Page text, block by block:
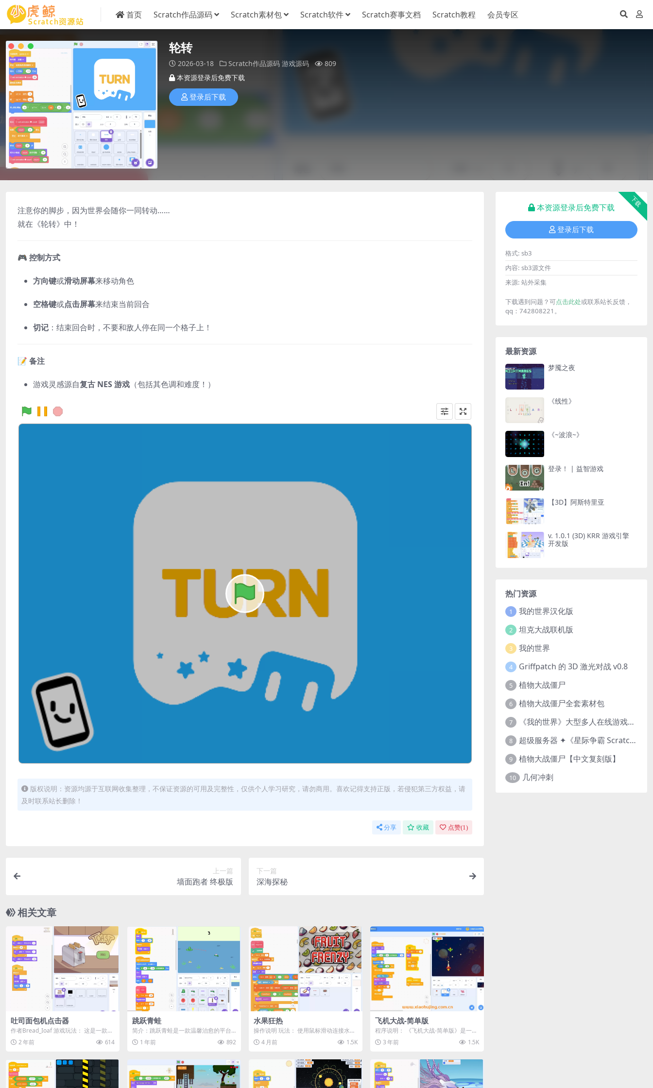
首页 Scratch作品源码 Scratch素材包 Scratch软件 Scratch赛事文档 Scratch教程 会员专区
轮转
2026-03-18 Scratch作品源码 游戏源码
809
本资源登录后免费下载
登录后下载
注意你的脚步，因为世界会随你一同转动……
就在《轮转》中！
🎮 控制方式
方向键或滑动屏幕来移动角色
空格键或点击屏幕来结束当前回合
切记 ：结束回合时，不要和敌人停在同一个格子上！
📝 备注
游戏灵感源自复古 NES 游戏 （包括其色调和难度！）
版权说明：资源均源于互联网收集整理，不保证资源的可用及完整性，仅供个人学习研究，请勿商用。喜欢记得支持正版，若侵犯第三方权益，请
及时联系站长删除！
分享 收藏 点赞(1 )
上一篇
墙面跑者 终极版
下一篇
深海探秘
相关文章
吐司面包机点击器
作者Bread_Ioaf 游戏玩法： 这是一款关
于吐司面包制作的点击器游戏！你可...
2 年前 614
跳跃青蛙
简介：跳跃青蛙是一款温馨治愈的平台
跳跃类游戏，你将扮演一只青蛙，在睡
莲之间跳跃前...
1 年前 892
水果狂热
操作说明 玩法： 使用鼠标滑动连接水果
消除规则： 将 3 个或以上 相同水果连...
4 月前 1.5K
飞机大战-简单版
程序说明： 《飞机大战-简单版》是一个
基于Scratch平台开发的入门级射击游
戏...3 年前 1.5K
下载
本资源登录后免费下载
登录后下载
格式: sb3
内容: sb3源文件
来源: 站外采集
下载遇到问题？可点击此处或联系站长反馈，
qq：742808221。
最新资源
梦魇之夜
《线性》
《~波浪~》
登录！ | 益智游戏
【3D】阿斯特里亚
v. 1.0.1 (3D) KRR 游戏引擎
开发版
热门资源
1 我的世界汉化版
2 坦克大战联机版
3 我的世界
4 Griffpatch 的 3D 激光对战 v0.8
5 植物大战僵尸
6 植物大战僵尸全套素材包
7 《我的世界》大型多人在线游戏（MMO）v1.7
8 超级服务器 ✦《星际争霸 Scratch（经典版本）》
9 植物大战僵尸【中文复刻版】
10 几何冲刺